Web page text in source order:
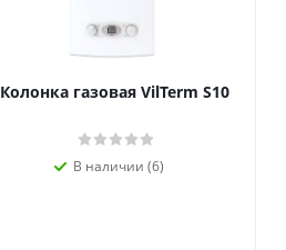
Колонка газовая VilTerm S10
В наличии (6)